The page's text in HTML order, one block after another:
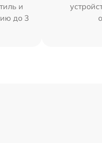
и
до 3